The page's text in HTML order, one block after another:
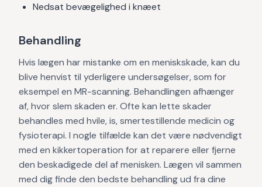
Nedsat bevægelighed i knæet
Behandling
Hvis lægen har mistanke om en meniskskade, kan du
blive henvist til yderligere undersøgelser, som for
eksempel en MR-scanning. Behandlingen afhænger
af, hvor slem skaden er. Ofte kan lette skader
behandles med hvile, is, smertestillende medicin og
fysioterapi. I nogle tilfælde kan det være nødvendigt
med en kikkertoperation for at reparere eller fjerne
den beskadigede del af menisken. Lægen vil sammen
med dig finde den bedste behandling ud fra dine